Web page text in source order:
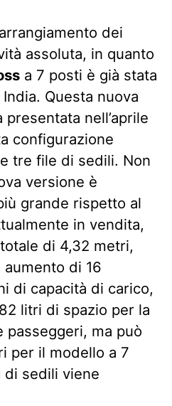
dei
assoluta, in quanto
a 7 posti è già stata
Questa nuova
nell’aprile
configurazione
tre file di sedili. Non
versione è
grande rispetto al
in vendita,
di 4,32 metri,
di 16
di capacità di carico,
litri di spazio per la
passeggeri, ma può
per il modello a 7
di sedili viene